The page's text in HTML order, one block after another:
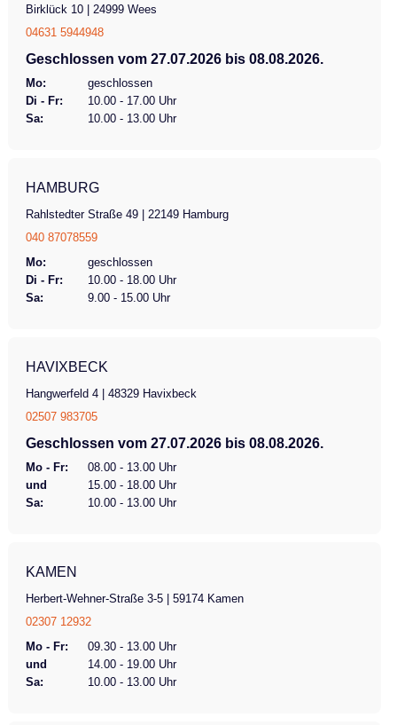
Beleuchtung Vorder- und Rücklicht
Gangschaltung 8-Gang Di2 Bremse
hydraulisch hinten, mechanisch vorne
Feststellbremse/Ständer Feststellbremse
Maximales Benutzergewicht 140 kg
Birklück 10 | 24999 Wees
04631 5944948
Geschlossen vom 27.07.2026 bis 08.08.2026.
Mo:
geschlossen
Di - Fr:
10.00 - 17.00 Uhr
Sa:
10.00 - 13.00 Uhr
HAMBURG
Rahlstedter Straße 49 | 22149 Hamburg
040 87078559
Mo:
geschlossen
Di - Fr:
10.00 - 18.00 Uhr
Sa:
9.00 - 15.00 Uhr
HAVIXBECK
Hangwerfeld 4 | 48329 Havixbeck
02507 983705
Geschlossen vom 27.07.2026 bis 08.08.2026.
Mo - Fr:
08.00 - 13.00 Uhr
und
15.00 - 18.00 Uhr
Sa:
10.00 - 13.00 Uhr
KAMEN
Herbert-Wehner-Straße 3-5 | 59174 Kamen
02307 12932
Mo - Fr:
09.30 - 13.00 Uhr
und
14.00 - 19.00 Uhr
Sa:
10.00 - 13.00 Uhr